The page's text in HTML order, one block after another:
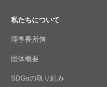
私たちについて
理事長所信
団体概要
SDGsの取り組み